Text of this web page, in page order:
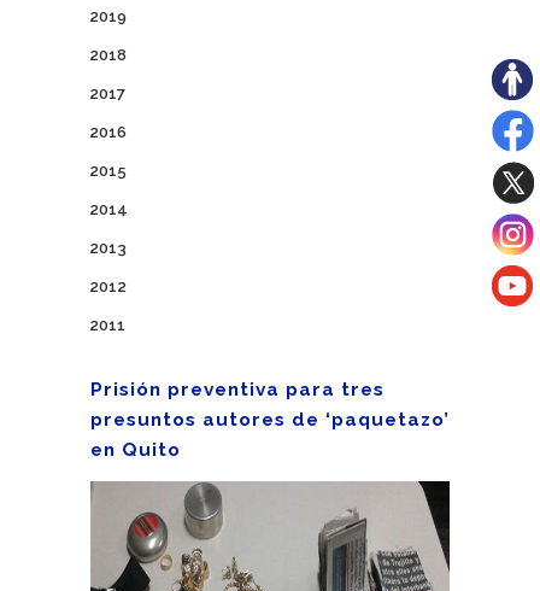
2019
2018
2017
2016
2015
2014
2013
2012
2011
Prisión preventiva para tres
presuntos autores de ‘paquetazo’
en Quito